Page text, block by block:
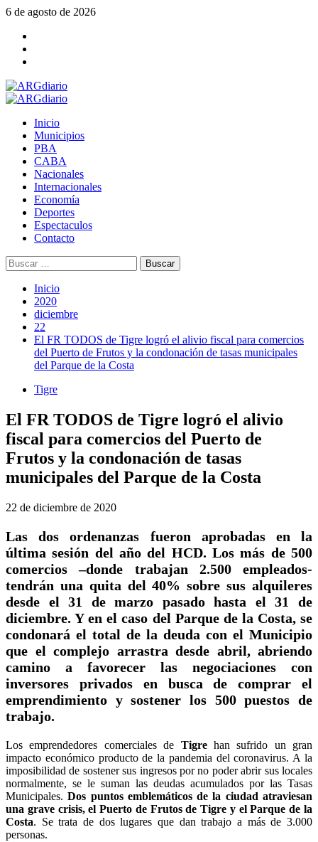
Saltar
contenido
6 de agosto de 2026
Menú
Inicio
Municipios
PBA
CABA
Nacionales
Internacionales
Economía
Deportes
Espectaculos
Contacto
Buscar:
Inicio
2020
diciembre
22
El FR TODOS de Tigre logró el alivio fiscal para comercios
del Puerto de Frutos y la condonación de tasas municipales
del Parque de la Costa
Tigre
El FR TODOS de Tigre logró el alivio
fiscal para comercios del Puerto de
Frutos y la condonación de tasas
municipales del Parque de la Costa
22 de diciembre de 2020
Las dos ordenanzas fueron aprobadas en la
última sesión del año del HCD. Los más de 500
comercios –donde trabajan 2.500 empleados-
tendrán una quita del 40% sobre sus alquileres
desde el 31 de marzo pasado hasta el 31 de
diciembre. Y en el caso del Parque de la Costa, se
condonará el total de la deuda con el Municipio
que el complejo arrastra desde abril, abriendo
camino a favorecer las negociaciones con
inversores privados en busca de comprar el
emprendimiento y sostener los 500 puestos de
trabajo.
Los emprendedores comerciales de Tigrehan sufrido un gran
impacto económico producto de la pandemia del coronavirus. A la
imposibilidad de sostener sus ingresos por no poder abrir sus locales
normalmente, se le suman las deudas acumulados por las Tasas
Municipales.Dos puntos emblemáticos de la ciudad atraviesan
una grave crisis, el Puerto de Frutos de Tigre y el Parque de la
Costa. Se trata de dos lugares que dan trabajo a más de 3.000
personas.